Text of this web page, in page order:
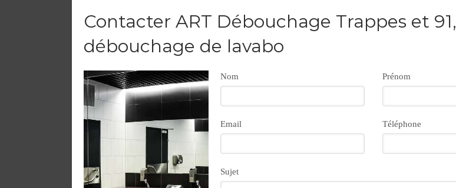
Contacter ART Débouchage Trappes et 91,
débouchage de lavabo
Nom Prénom
Email Téléphone
Sujet